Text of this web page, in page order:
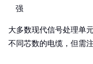
强
大多数现代信号处理单
不同芯数的电缆，但需